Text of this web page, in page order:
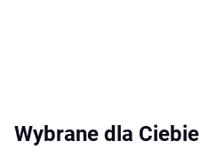
Wybrane dla Ciebie